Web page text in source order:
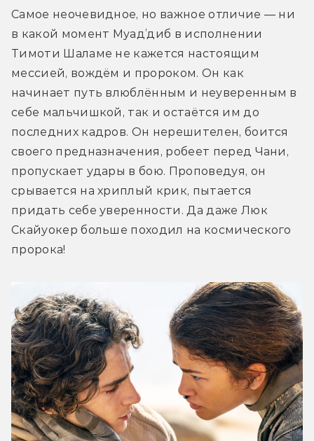
Самое неочевидное, но важное отличие — ни
в какой момент Муад’диб в исполнении
Тимоти Шаламе не кажется настоящим
мессией, вождём и пророком. Он как
начинает путь влюблённым и неуверенным в
себе мальчишкой, так и остаётся им до
последних кадров. Он нерешителен, боится
своего предназначения, робеет перед Чани,
пропускает удары в бою. Проповедуя, он
срывается на хриплый крик, пытается
придать себе уверенности. Да даже Люк
Скайуокер больше походил на космического
пророка!